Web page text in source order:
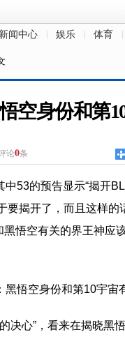
新闻中心 娱乐 体育
空身份和第
论0条
53的预告显示“揭开
要揭开了，而且这样的
悟空有关的界王神应
决心”，看来在揭晓黑